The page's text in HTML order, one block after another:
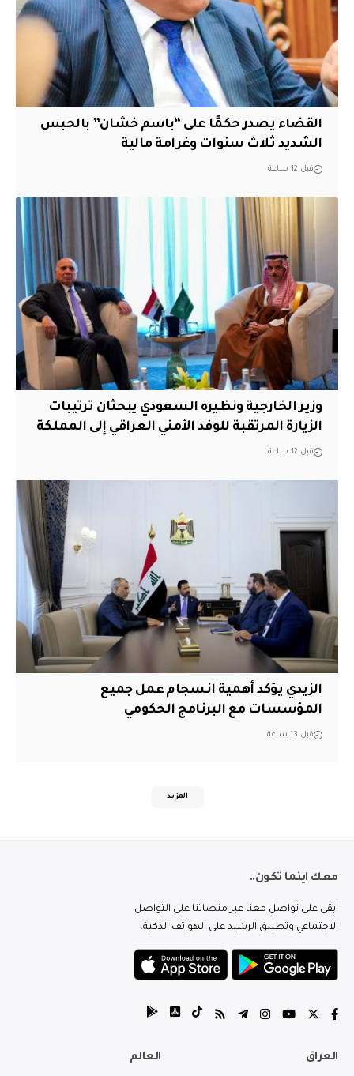
القضاء يصدر حكمًا على “باسم خشان” بالحبس
الشديد ثلاث سنوات وغرامة مالية
قبل 12 ساعة
وزير الخارجية ونظيره السعودي يبحثان ترتيبات
الزيارة المرتقبة للوفد الأمني العراقي إلى المملكة
قبل 12 ساعة
الزيدي يؤكد أهمية انسجام عمل جميع
المؤسسات مع البرنامج الحكومي
قبل 13 ساعة
المزيد
معك اينما تكون..
ابقى على تواصل معنا عبر منصاتنا على التواصل
الاجتماعي وتطبيق الرشيد على الهواتف الذكية.
العراق العالم